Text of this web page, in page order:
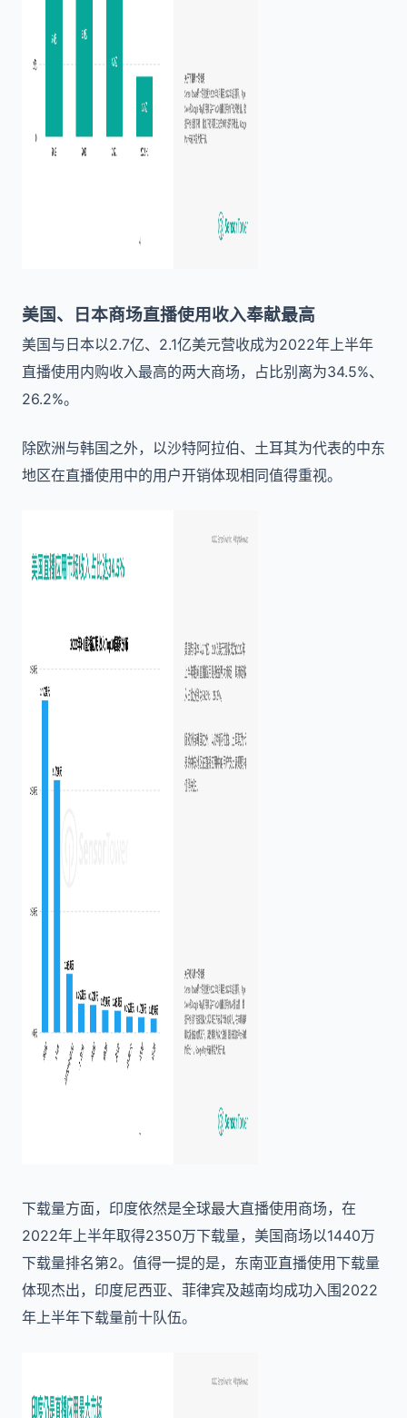
美国、日本商场直播使用收入奉献最高
美国与日本以2.7亿、2.1亿美元营收成为2022年上半年
直播使用内购收入最高的两大商场，占比别离为34.5%、
26.2%。
除欧洲与韩国之外，以沙特阿拉伯、土耳其为代表的中东
地区在直播使用中的用户开销体现相同值得重视。
下载量方面，印度依然是全球最大直播使用商场，在
2022年上半年取得2350万下载量，美国商场以1440万
下载量排名第2。值得一提的是，东南亚直播使用下载量
体现杰出，印度尼西亚、菲律宾及越南均成功入围2022
年上半年下载量前十队伍。